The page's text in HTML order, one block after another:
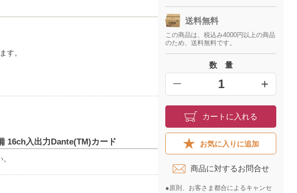
す。
16ch入出力Dante(TM)カード
送料無料
この商品は、税込み4000円以上の商品
のため、送料無料です。
数 量
━ +
カートに入れる
お気に入りに追加
商品に対するお問合せ​
●原則、お客さま都合によるキャンセ